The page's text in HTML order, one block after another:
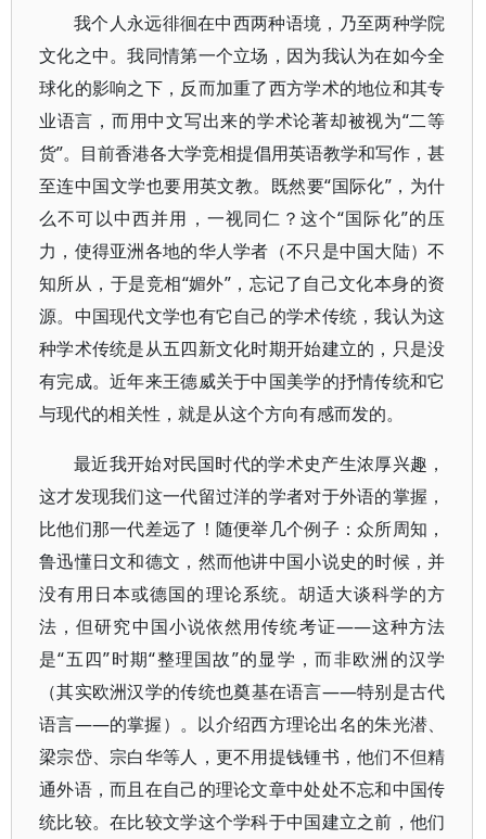
我个人永远徘徊在中西两种语境，乃至两种学院
文化之中。我同情第一个立场，因为我认为在如今全
球化的影响之下，反而加重了西方学术的地位和其专
业语言，而用中文写出来的学术论著却被视为“二等
货”。目前香港各大学竞相提倡用英语教学和写作，甚
至连中国文学也要用英文教。既然要“国际化”，为什
么不可以中西并用，一视同仁？这个“国际化”的压
力，使得亚洲各地的华人学者（不只是中国大陆）不
知所从，于是竞相“媚外”，忘记了自己文化本身的资
源。中国现代文学也有它自己的学术传统，我认为这
种学术传统是从五四新文化时期开始建立的，只是没
有完成。近年来王德威关于中国美学的抒情传统和它
与现代的相关性，就是从这个方向有感而发的。
最近我开始对民国时代的学术史产生浓厚兴趣，
这才发现我们这一代留过洋的学者对于外语的掌握，
比他们那一代差远了！随便举几个例子：众所周知，
鲁迅懂日文和德文，然而他讲中国小说史的时候，并
没有用日本或德国的理论系统。胡适大谈科学的方
法，但研究中国小说依然用传统考证——这种方法
是“五四”时期“整理国故”的显学，而非欧洲的汉学
（其实欧洲汉学的传统也奠基在语言——特别是古代
语言——的掌握）。以介绍西方理论出名的朱光潜、
梁宗岱、宗白华等人，更不用提钱锺书，他们不但精
通外语，而且在自己的理论文章中处处不忘和中国传
统比较。在比较文学这个学科于中国建立之前，他们